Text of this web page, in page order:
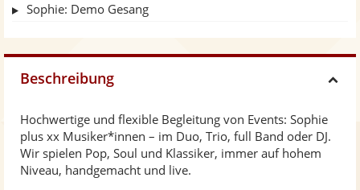
Sophie: Demo Gesang
Beschreibung
Hochwertige und flexible Begleitung von Events: Sophie
plus xx Musiker*innen – im Duo, Trio, full Band oder DJ.
Wir spielen Pop, Soul und Klassiker, immer auf hohem
Niveau, handgemacht und live.